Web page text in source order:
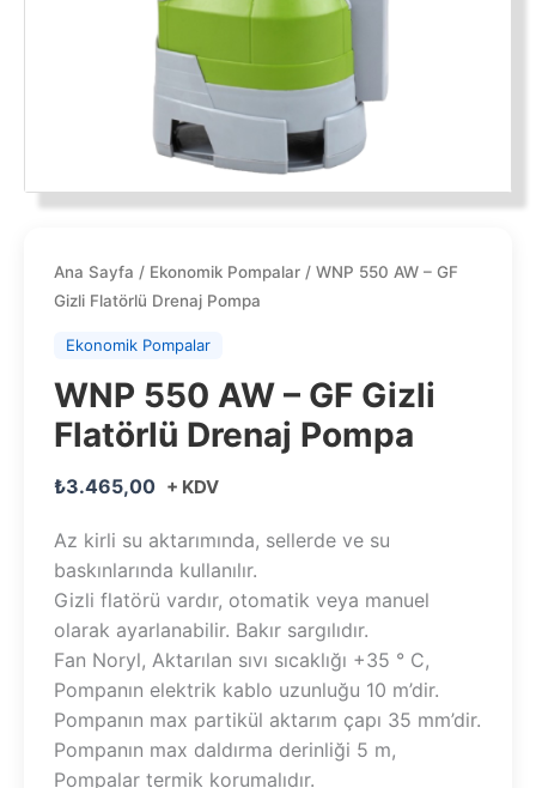
Ana Sayfa / Ekonomik Pompalar / WNP 550 AW – GF
Gizli Flatörlü Drenaj Pompa
Ekonomik Pompalar
WNP 550 AW – GF Gizli
Flatörlü Drenaj Pompa
₺3.465,00 + KDV
Az kirli su aktarımında, sellerde ve su
baskınlarında kullanılır.
Gizli flatörü vardır, otomatik veya manuel
olarak ayarlanabilir. Bakır sargılıdır.
Fan Noryl, Aktarılan sıvı sıcaklığı +35 ° C,
Pompanın elektrik kablo uzunluğu 10 m’dir.
Pompanın max partikül aktarım çapı 35 mm’dir.
Pompanın max daldırma derinliği 5 m,
Pompalar termik korumalıdır.